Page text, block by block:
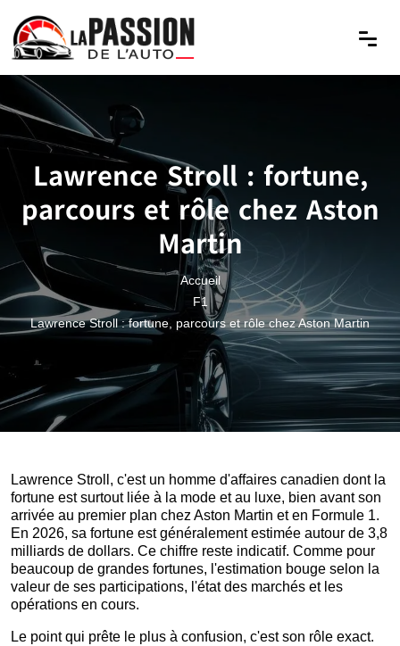
Lawrence Stroll : fortune,
parcours et rôle chez Aston
Martin
Accueil
F1
Lawrence Stroll : fortune, parcours et rôle chez Aston Martin
Lawrence Stroll, c'est un homme d'affaires canadien dont la
fortune est surtout liée à la mode et au luxe, bien avant son
arrivée au premier plan chez Aston Martin et en Formule 1.
En 2026, sa fortune est généralement estimée autour de 3,8
milliards de dollars. Ce chiffre reste indicatif. Comme pour
beaucoup de grandes fortunes, l'estimation bouge selon la
valeur de ses participations, l'état des marchés et les
opérations en cours.
Le point qui prête le plus à confusion, c'est son rôle exact.